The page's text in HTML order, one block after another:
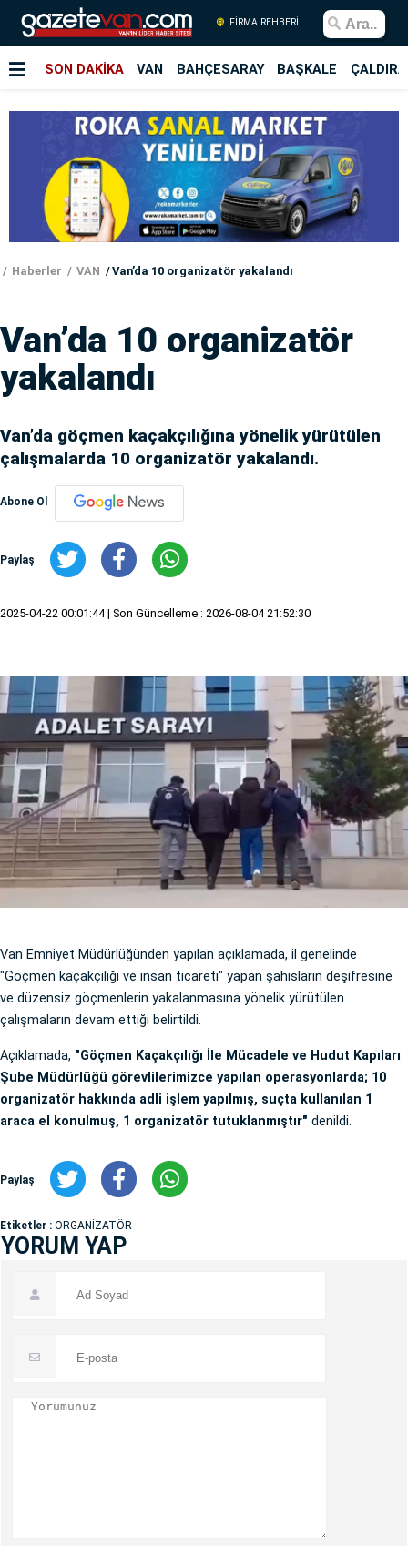
FİRMA REHBERİ
SON DAKİKA VAN BAHÇESARAY BAŞKALE
Haberler VAN Van’da 10 organizatör yakalandı
Van’da 10 organizatör
yakalandı
Van’da göçmen kaçakçılığına yönelik yürütülen
çalışmalarda 10 organizatör yakalandı.
Abone Ol
Paylaş
2025-04-22 00:01:44 | Son Güncelleme : 2026-08-04 21:52:30
Van Emniyet Müdürlüğünden yapılan açıklamada, il genelinde
"Göçmen kaçakçılığı ve insan ticareti" yapan şahısların deşifresine
ve düzensiz göçmenlerin yakalanmasına yönelik yürütülen
çalışmaların devam ettiği belirtildi.
Açıklamada, "Göçmen Kaçakçılığı İle Mücadele ve Hudut Kapıları
Şube Müdürlüğü görevlilerimizce yapılan operasyonlarda; 10
organizatör hakkında adli işlem yapılmış, suçta kullanılan 1
araca el konulmuş, 1 organizatör tutuklanmıştır" denildi.
Paylaş
Etiketler : ORGANİZATÖR
YORUM YAP